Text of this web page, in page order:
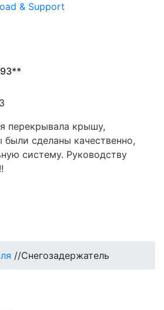
& Support
перекрывала крышу,
были сделаны качественно,
систему. Руководству
//Снегозадержатель